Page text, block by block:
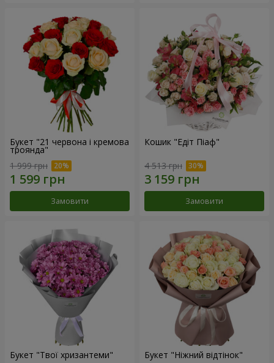
Букет "21 червона і кремова
троянда"
1 999 грн
Замовити
Кошик "Едіт Піаф"
4 513 грн
Замовити
Букет "Твої хризантеми" Букет "Ніжний відтінок"